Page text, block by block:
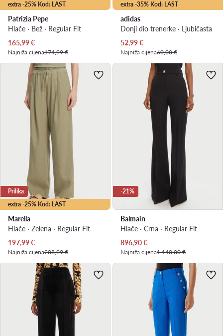
extra -25% Kod: LAST
Patrizia Pepe
Hlače · Bež · Regular Fit
Trenutna cijena
165,99€
Najniža cijena174,99 €
extra -35% Kod: LAST
adidas
Donji dio trenerke · Ljubičasta
Trenutna cijena
52,99€
Najniža cijena60,00 €
extra -25% Kod: LAST
Prilika
Marella
Hlače · Zelena · Regular Fit
Trenutna cijena
197,99€
Najniža cijena208,99 €
-21%
Balmain
Hlače · Crna · Regular Fit
Trenutna cijena
896,90€
Najniža cijena1.140,00 €